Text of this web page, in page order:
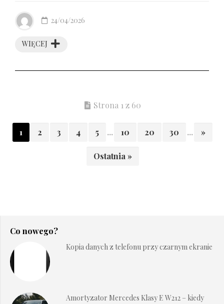
WIĘCEJ
24/04/2026
Strona 1 z 60
1 2 3 4 5 ... 10 20 30 ... »
Ostatnia »
Co nowego?
Kopia danych z telefonu przy czarnym ekranie
Amortyzator Mercedes Klasy E W212 – kiedy